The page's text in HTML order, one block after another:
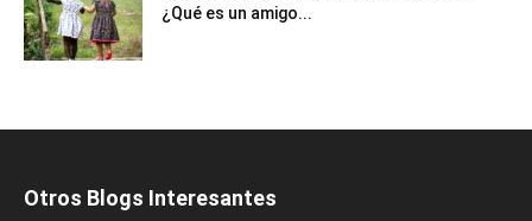
¿Qué es un amigo...
Otros Blogs Interesantes